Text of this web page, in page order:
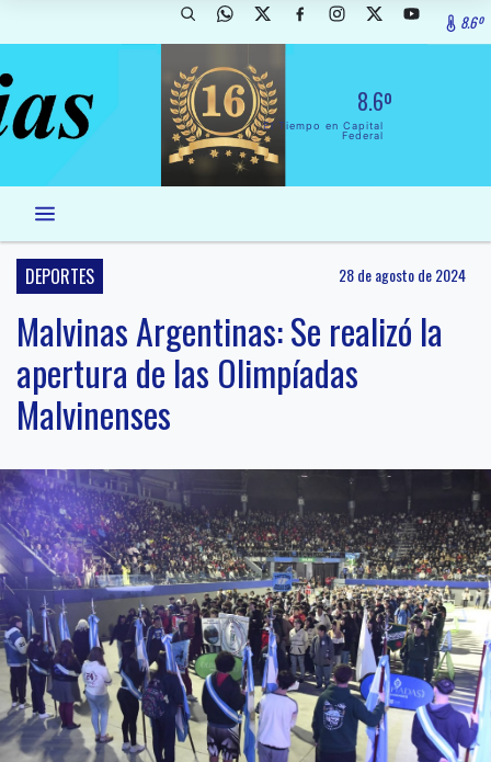
8.6º
8.6º
El Tiempo en Capital
Federal
DEPORTES 28 de agosto de 2024
Malvinas Argentinas: Se realizó la
apertura de las Olimpíadas
Malvinenses